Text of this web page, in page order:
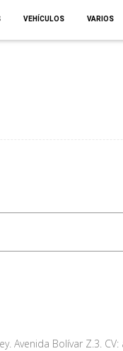
VEHÍCULOS VARIOS
Avenida Bolívar Z.3.